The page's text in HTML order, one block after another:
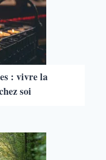
: vivre la
soi